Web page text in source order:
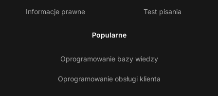
Informacje prawne Test pisania
Popularne
Oprogramowanie bazy wiedzy
Oprogramowanie obsługi klienta